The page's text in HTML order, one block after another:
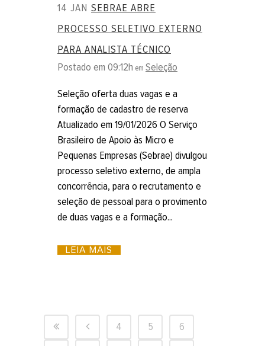
14 JAN SEBRAE ABRE
PROCESSO SELETIVO EXTERNO
PARA ANALISTA TÉCNICO
Postado em 09:12h em Seleção
Seleção oferta duas vagas e a
formação de cadastro de reserva
Atualizado em 19/01/2026 O Serviço
Brasileiro de Apoio às Micro e
Pequenas Empresas (Sebrae) divulgou
processo seletivo externo, de ampla
concorrência, para o recrutamento e
seleção de pessoal para o provimento
de duas vagas e a formação...
LEIA MAIS
4 5 6